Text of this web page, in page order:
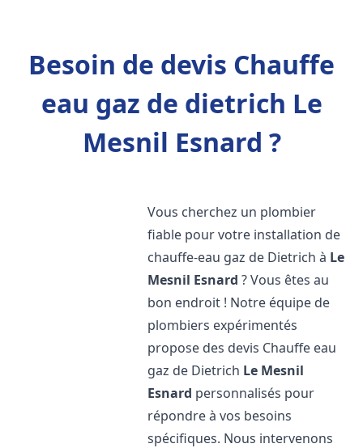
Besoin de devis Chauffe
eau gaz de dietrich Le
Mesnil Esnard ?
Vous cherchez un plombier
fiable pour votre installation de
chauffe-eau gaz de Dietrich à Le
Mesnil Esnard ? Vous êtes au
bon endroit ! Notre équipe de
plombiers expérimentés
propose des devis Chauffe eau
gaz de Dietrich Le Mesnil
Esnard personnalisés pour
répondre à vos besoins
spécifiques. Nous intervenons